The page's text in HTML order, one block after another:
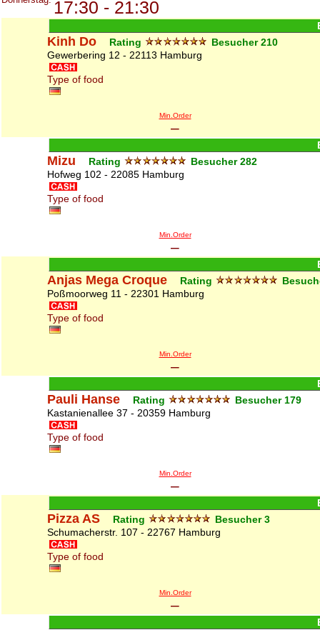
17:30 - 21:30
Kinh Do Rating Besucher210
Gewerbering 12 - 22113 Hamburg
Type of food
Min.Order
–
Mizu Rating Besucher282
Hofweg 102 - 22085 Hamburg
Type of food
Min.Order
–
Anjas Mega Croque Rating
Poßmoorweg 11 - 22301 Hamburg
Type of food
Min.Order
–
Pauli Hanse Rating Besucher 179
Kastanienallee 37 - 20359 Hamburg
Type of food
Min.Order
–
Pizza AS Rating Besucher3
Schumacherstr. 107 - 22767 Hamburg
Type of food
Min.Order
–